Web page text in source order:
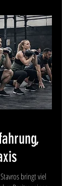
bringt viel